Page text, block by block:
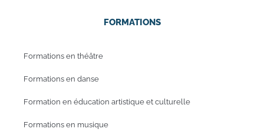
FORMATIONS
Formations en théâtre
Formations en danse
Formation en éducation artistique et culturelle
Formations en musique